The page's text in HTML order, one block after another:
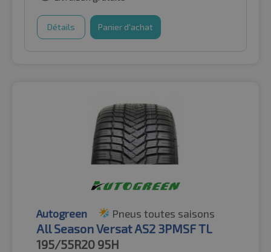
Détails Panier d'achat
Autogreen Pneus toutes saisons
All Season Versat AS2 3PMSF TL
195/55R20 95H